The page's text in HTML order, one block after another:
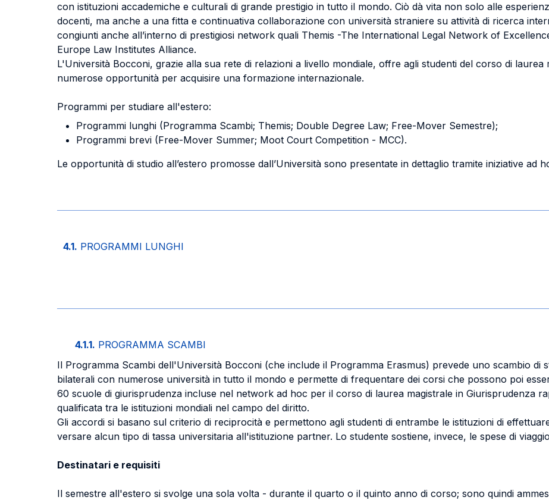
con istituzioni accademiche e culturali di grande prestigio in tutto il mondo. Ciò dà vita non solo alle
docenti, ma anche a una fitta e continuativa collaborazione con università straniere su attività di ricerca
congiunti anche all’interno di prestigiosi network quali Themis -The International Legal Network of
Europe Law Institutes Alliance.
L'Università Bocconi, grazie alla sua rete di relazioni a livello mondiale, offre agli studenti del corso di laurea
numerose opportunità per acquisire una formazione internazionale.
Programmi per studiare all'estero:
Programmi lunghi (Programma Scambi; Themis; Double Degree Law; Free-Mover Semestre);
Programmi brevi (Free-Mover Summer; Moot Court Competition - MCC).
Le opportunità di studio all’estero promosse dall’Università sono presentate in dettaglio tramite iniziative ad
4.1. PROGRAMMI LUNGHI
4.1.1. PROGRAMMA SCAMBI
Il Programma Scambi dell'Università Bocconi (che include il Programma Erasmus) prevede uno scambio di
bilaterali con numerose università in tutto il mondo e permette di frequentare dei corsi che possono poi
60 scuole di giurisprudenza incluse nel network ad hoc per il corso di laurea magistrale in Giurisprudenza
qualificata tra le istituzioni mondiali nel campo del diritto.
Gli accordi si basano sul criterio di reciprocità e permettono agli studenti di entrambe le istituzioni di
versare alcun tipo di tassa universitaria all'istituzione partner. Lo studente sostiene, invece, le spese di
Destinatari e requisiti
Il semestre all'estero si svolge una sola volta - durante il quarto o il quinto anno di corso; sono quindi